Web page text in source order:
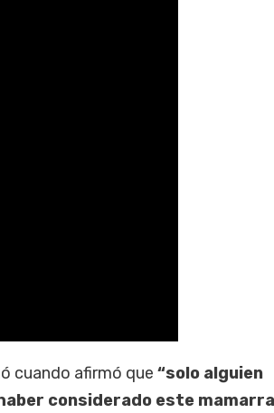
cuando afirmó que “solo alguien
considerado este